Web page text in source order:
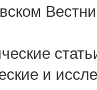
и